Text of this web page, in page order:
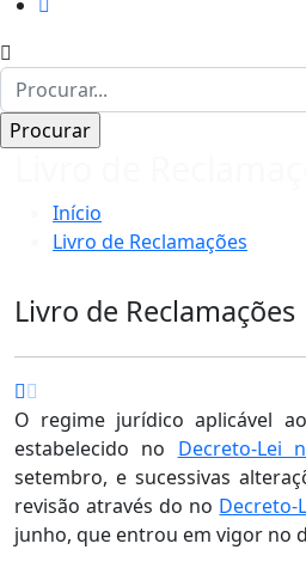
Início
Livro de Reclamações
Livro de Reclamações
O regime jurídico aplicável
estabelecido no Decreto-Lei
setembro, e sucessivas
revisão através do no Decreto-
junho, que entrou em vigor no